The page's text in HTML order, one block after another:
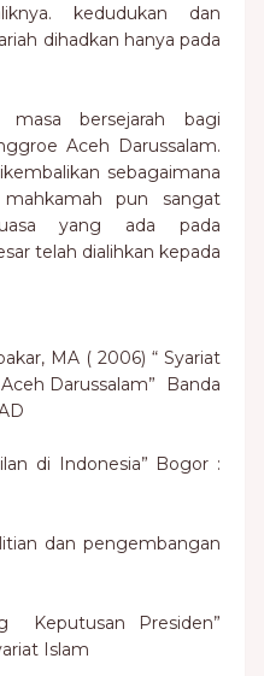
kedudukan dan
dihadkan hanya pada
bersejarah bagi
Aceh Darussalam.
sebagaimana
mahkamah pun sangat
yang ada pada
telah dialihkan kepada
MA ( 2006) “ Syariat
Darussalam” Banda
di Indonesia” Bogor :
dan pengembangan
Keputusan Presiden”
Islam